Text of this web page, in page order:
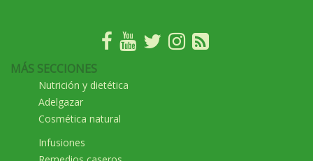
MÁS SECCIONES
Nutrición y dietética
Adelgazar
Cosmética natural
Infusiones